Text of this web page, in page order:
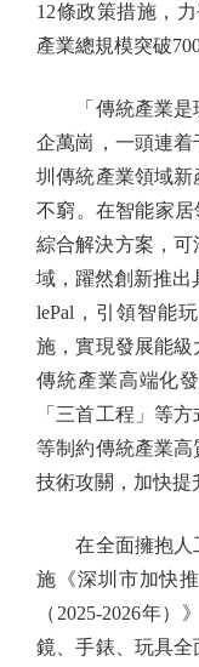
12條政策措施，
產業總規模突破
「傳統產業是
企萬崗，一頭連
圳傳統產業領域
不窮。在智能家
綜合解決方案，
域，躍然創新推出
lePal，引領智能
施，實現發展能
傳統產業高端化
「三首工程」等
等制約傳統產業
技術攻關，加快提
在全面擁抱人
施《深圳市加快
（2025-2026年
鏡、手錶、玩具